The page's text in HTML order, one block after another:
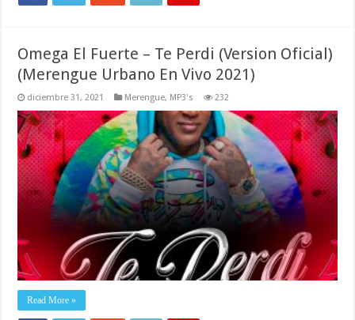
Omega El Fuerte – Te Perdi (Version Oficial)
(Merengue Urbano En Vivo 2021)
diciembre 31, 2021 Merengue, MP3's 232
Read More »